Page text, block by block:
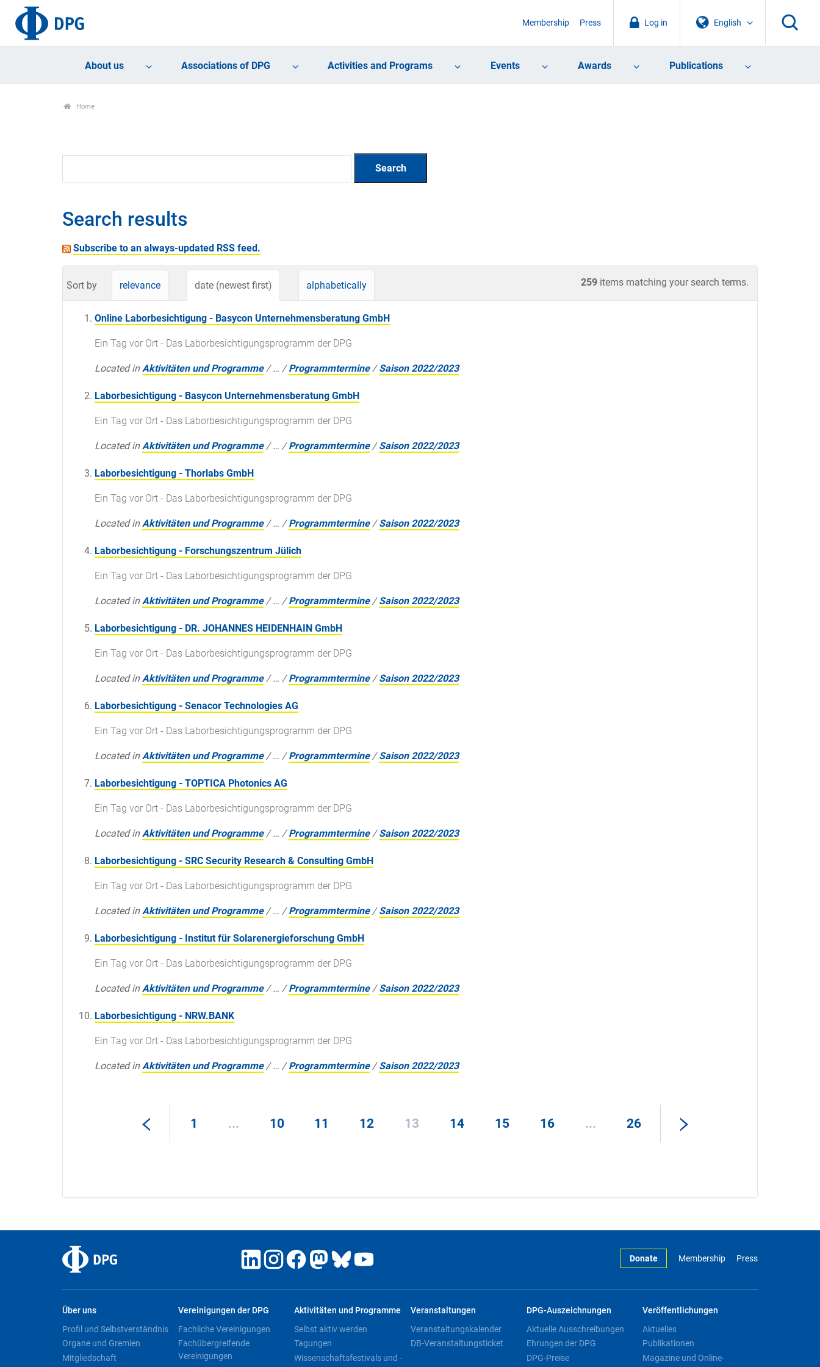
English
Log in
Membership Press
About us Associations of DPG Activities and Programs Events Awards Publications
Home
Search results
Subscribe to an always-updated RSS feed.
259 items matching your search terms.
Sort by relevance date (newest first) alphabetically
Online Laborbesichtigung - Basycon Unternehmensberatung GmbH
Ein Tag vor Ort - Das Laborbesichtigungsprogramm der DPG
Located in Aktivitäten und Programme /… /Programmtermine /Saison 2022/2023
Laborbesichtigung - Basycon Unternehmensberatung GmbH
Ein Tag vor Ort - Das Laborbesichtigungsprogramm der DPG
Located in Aktivitäten und Programme /… /Programmtermine /Saison 2022/2023
Laborbesichtigung - Thorlabs GmbH
Ein Tag vor Ort - Das Laborbesichtigungsprogramm der DPG
Located in Aktivitäten und Programme /… /Programmtermine /Saison 2022/2023
Laborbesichtigung - Forschungszentrum Jülich
Ein Tag vor Ort - Das Laborbesichtigungsprogramm der DPG
Located in Aktivitäten und Programme /… /Programmtermine /Saison 2022/2023
Laborbesichtigung - DR. JOHANNES HEIDENHAIN GmbH
Ein Tag vor Ort - Das Laborbesichtigungsprogramm der DPG
Located in Aktivitäten und Programme /… /Programmtermine /Saison 2022/2023
Laborbesichtigung - Senacor Technologies AG
Ein Tag vor Ort - Das Laborbesichtigungsprogramm der DPG
Located in Aktivitäten und Programme /… /Programmtermine /Saison 2022/2023
Laborbesichtigung - TOPTICA Photonics AG
Ein Tag vor Ort - Das Laborbesichtigungsprogramm der DPG
Located in Aktivitäten und Programme /… /Programmtermine /Saison 2022/2023
Laborbesichtigung - SRC Security Research & Consulting GmbH
Ein Tag vor Ort - Das Laborbesichtigungsprogramm der DPG
Located in Aktivitäten und Programme /… /Programmtermine /Saison 2022/2023
Laborbesichtigung - Institut für Solarenergieforschung GmbH
Ein Tag vor Ort - Das Laborbesichtigungsprogramm der DPG
Located in Aktivitäten und Programme /… /Programmtermine /Saison 2022/2023
Laborbesichtigung - NRW.BANK
Ein Tag vor Ort - Das Laborbesichtigungsprogramm der DPG
Located in Aktivitäten und Programme /… /Programmtermine /Saison 2022/2023
1 ... 10 11 12 13 14 15 16 ... 26
Donate Membership Press
Über uns
Profil und Selbstverständnis
Organe und Gremien
Mitgliedschaft
Vereinigungen der DPG
Fachliche Vereinigungen
Fachübergreifende
Vereinigungen
Aktivitäten und Programme
Selbst aktiv werden
Tagungen
Wissenschaftsfestivals und -
Veranstaltungen
Veranstaltungskalender
DB-Veranstaltungsticket
DPG-Auszeichnungen
Aktuelle Ausschreibungen
Ehrungen der DPG
DPG-Preise
Veröffentlichungen
Aktuelles
Publikationen
Magazine und Online-